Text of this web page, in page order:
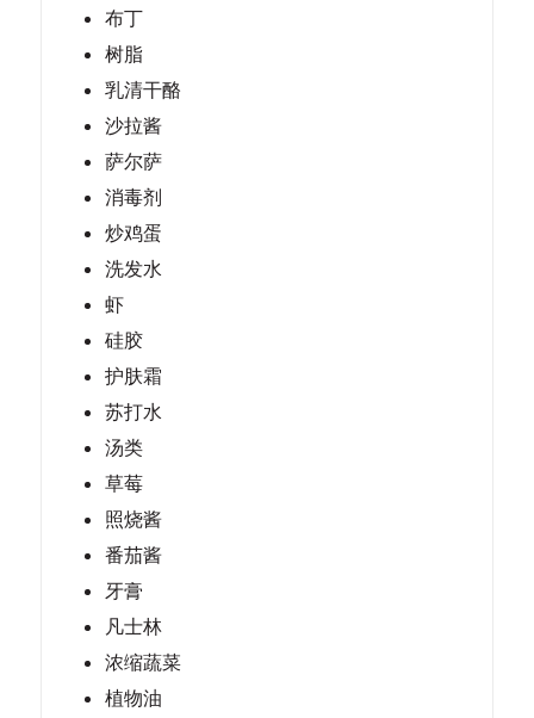
布丁
树脂
乳清干酪
沙拉酱
萨尔萨
消毒剂
炒鸡蛋
洗发水
虾
硅胶
护肤霜
苏打水
汤类
草莓
照烧酱
番茄酱
牙膏
凡士林
浓缩蔬菜
植物油